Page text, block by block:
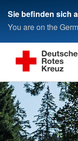
Sie befinden sich
You are on the